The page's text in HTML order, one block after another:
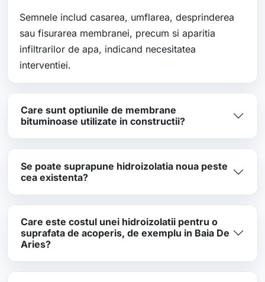
Semnele includ casarea, umflarea, desprinderea
sau fisurarea membranei, precum si aparitia
infiltrarilor de apa, indicand necesitatea
interventiei.
Care sunt optiunile de membrane
bituminoase utilizate in constructii?
Se poate suprapune hidroizolatia noua peste
cea existenta?
Care este costul unei hidroizolatii pentru o
suprafata de acoperis, de exemplu in Baia De
Aries?